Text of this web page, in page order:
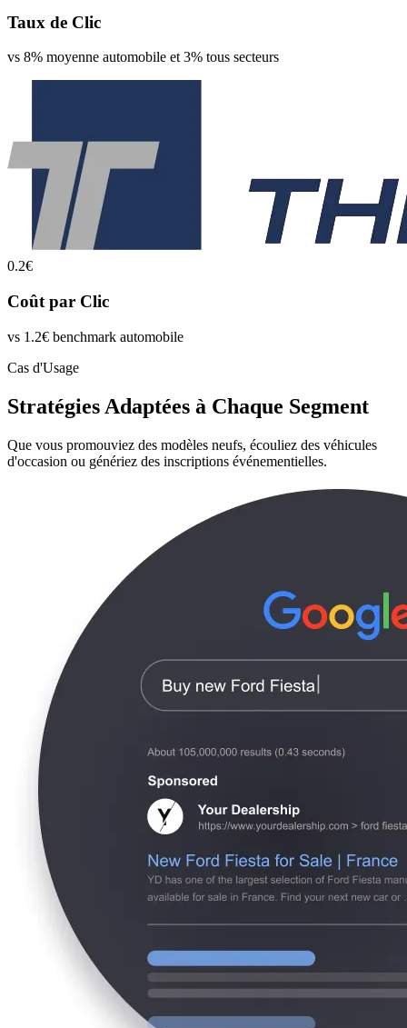
Taux de Clic
vs 8% moyenne automobile et 3% tous secteurs
0.2€
Coût par Clic
vs 1.2€ benchmark automobile
Cas d'Usage
Stratégies Adaptées à Chaque Segment
Que vous promouviez des modèles neufs, écouliez des véhicules
d'occasion ou génériez des inscriptions événementielles.